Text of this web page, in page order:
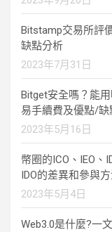
Bitstamp交易所評
缺點分析
2023年7月31日
Bitget安全嗎？能
易手續費及優點/缺
2023年5月16日
幣圈的ICO、IEO、
IDO的差異和參與
2023年5月4日
Web3.0是什麼?一